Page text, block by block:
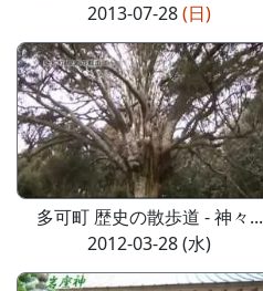
2013-07-28(日)
多可町 歴史の散歩道 - 神々...
2012-03-28 (水)